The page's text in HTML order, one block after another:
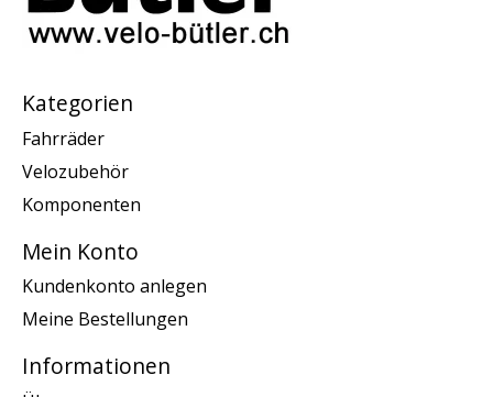
Kategorien
Fahrräder
Velozubehör
Komponenten
Mein Konto
Kundenkonto anlegen
Meine Bestellungen
Informationen